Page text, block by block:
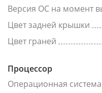
Версия ОС на момент
Цвет задней крышки
Цвет граней
Процессор
Операционная система